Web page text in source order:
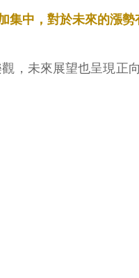
中，對於未來的漲勢
，未來展望也呈現正